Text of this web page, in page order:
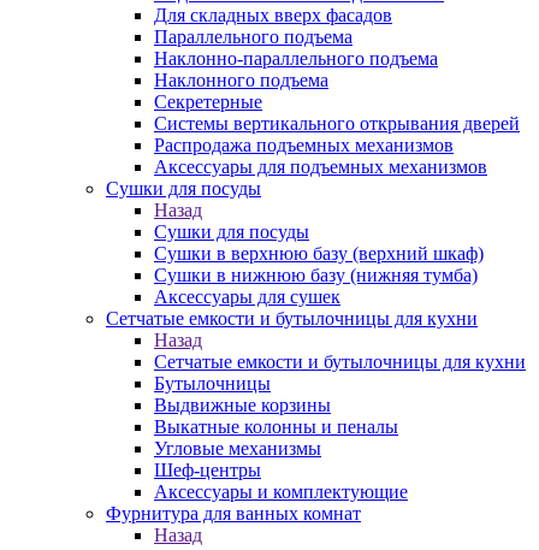
Для складных вверх фасадов
Параллельного подъема
Наклонно-параллельного подъема
Наклонного подъема
Секретерные
Системы вертикального открывания дверей
Распродажа подъемных механизмов
Аксессуары для подъемных механизмов
Сушки для посуды
Назад
Сушки для посуды
Сушки в верхнюю базу (верхний шкаф)
Сушки в нижнюю базу (нижняя тумба)
Аксессуары для сушек
Сетчатые емкости и бутылочницы для кухни
Назад
Сетчатые емкости и бутылочницы для кухни
Бутылочницы
Выдвижные корзины
Выкатные колонны и пеналы
Угловые механизмы
Шеф-центры
Аксессуары и комплектующие
Фурнитура для ванных комнат
Назад